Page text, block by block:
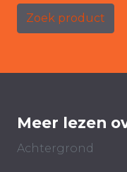
Zoek product
Meer lezen
Achtergrond